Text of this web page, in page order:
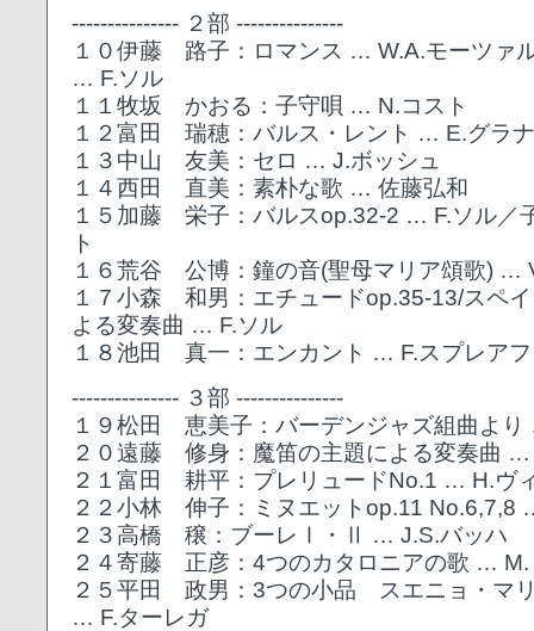
--------------- ２部 ---------------
１０伊藤 路子：ロマンス … W.A.モーツァ
… F.ソル
１１牧坂 かおる：子守唄 … N.コスト
１２富田 瑞穂：バルス・レント … E.グラ
１３中山 友美：セロ … J.ボッシュ
１４西田 直美：素朴な歌 … 佐藤弘和
１５加藤 栄子：バルスop.32-2 … F.ソル／
ト
１６荒谷 公博：鐘の音(聖母マリア頌歌) …
１７小森 和男：エチュードop.35-13/スペ
よる変奏曲 … F.ソル
１８池田 真一：エンカント … F.スプレア
--------------- ３部 ---------------
１９松田 恵美子：バーデンジャズ組曲よ
２０遠藤 修身：魔笛の主題による変奏曲 …
２１富田 耕平：プレリュードNo.1 … H.ヴ
２２小林 伸子：ミヌエットop.11 No.6,7,8
２３高橋 穣：ブーレⅠ・Ⅱ … J.S.バッハ
２４寄藤 正彦：4つのカタロニアの歌 … M.
２５平田 政男：3つの小品 スエニョ・マ
… F.ターレガ